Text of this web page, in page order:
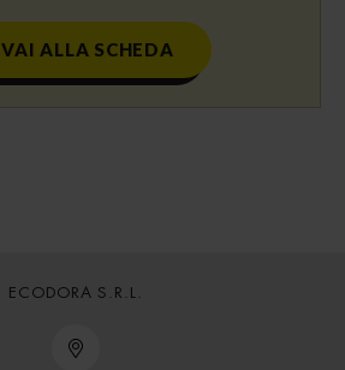
VAI ALLA SCHEDA
ECODORA S.R.L.